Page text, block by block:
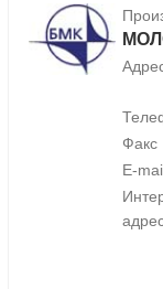
Факс
E-